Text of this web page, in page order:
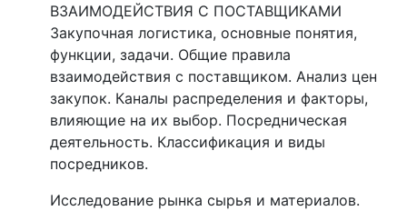
ВЗАИМОДЕЙСТВИЯ С ПОСТАВЩИКАМИ
Закупочная логистика, основные понятия,
функции, задачи. Общие правила
взаимодействия с поставщиком. Анализ цен
закупок. Каналы распределения и факторы,
влияющие на их выбор. Посредническая
деятельность. Классификация и виды
посредников.
Исследование рынка сырья и материалов.